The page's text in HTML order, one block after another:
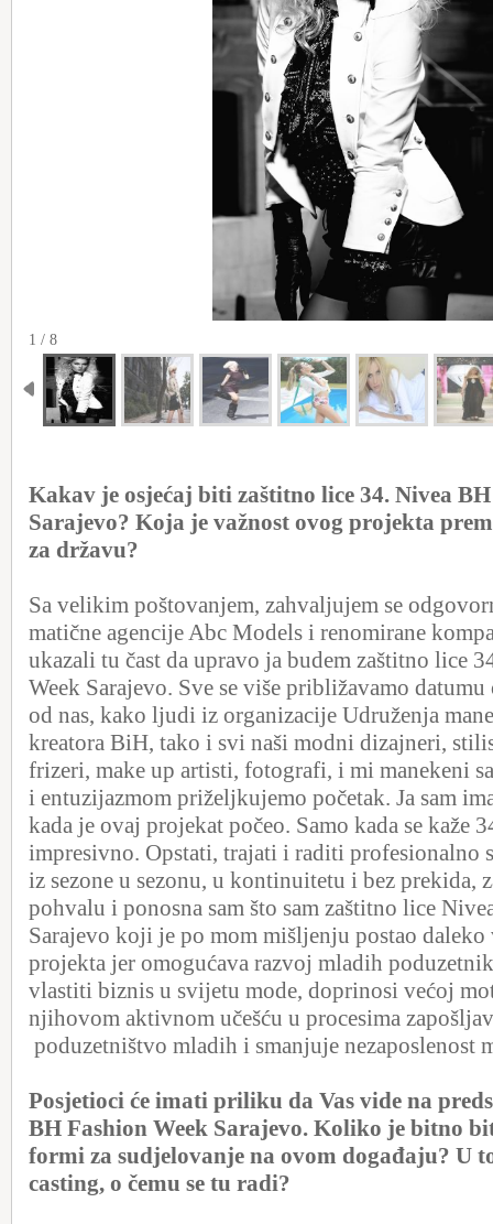
1 / 8
Kakav je osjećaj biti zaštitno lice 34. Nivea
Sarajevo? Koja je važnost ovog projekta
za državu?
Sa velikim poštovanjem, zahvaljujem se
matične agencije Abc Models i renomirane
ukazali tu čast da upravo ja budem zaštitno lice
Week Sarajevo. Sve se više približavamo
od nas, kako ljudi iz organizacije Udruženja
kreatora BiH, tako i svi naši modni dizajneri,
frizeri, make up artisti, fotografi, i mi manekeni
i entuzijazmom priželjkujemo početak. Ja sam
kada je ovaj projekat počeo. Samo kada se kaže
impresivno. Opstati, trajati i raditi profesionalno
iz sezone u sezonu, u kontinuitetu i bez prekida,
pohvalu i ponosna sam što sam zaštitno lice
Sarajevo koji je po mom mišljenju postao
projekta jer omogućava razvoj mladih
vlastiti biznis u svijetu mode, doprinosi većoj
njihovom aktivnom učešću u procesima
poduzetništvo mladih i smanjuje nezaposlenost
Posjetioci će imati priliku da Vas vide na
BH Fashion Week Sarajevo. Koliko je bitno
formi za sudjelovanje na ovom događaju? U
casting, o čemu se tu radi?